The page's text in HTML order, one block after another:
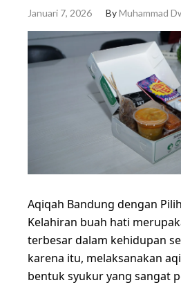
Januari 7, 2026 ByMuhammad
Aqiqah Bandung dengan
Kelahiran buah hati
terbesar dalam kehidupan
karena itu, melaksanakan
bentuk syukur yang sangat